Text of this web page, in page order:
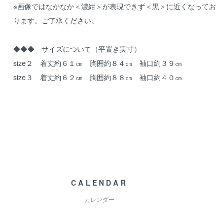
※画像ではなかなか＜濃紺＞が表現できず＜黒＞に近くなってお
ります。ご了承ください。
◆◆◆ サイズについて（平置き実寸）
size２ 着丈約６１㎝ 胸囲約８４㎝ 袖口約３９㎝
size３ 着丈約６２㎝ 胸囲約８８㎝ 袖口約４０㎝
CALENDAR
カレンダー